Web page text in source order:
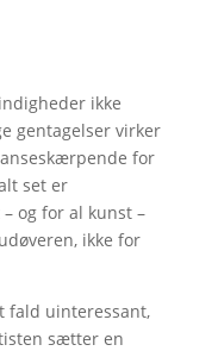
ikke
gentagelser virker
for
set er
og for al kunst –
ikke for
fald uinteressant,
sætter en